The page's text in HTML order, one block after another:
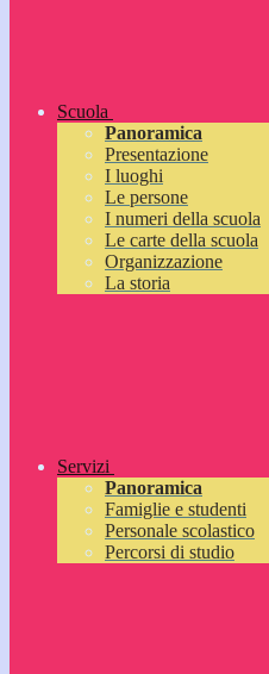
Scuola
Panoramica
Presentazione
I luoghi
Le persone
I numeri della scuola
Le carte della scuola
Organizzazione
La storia
Servizi
Panoramica
Famiglie e studenti
Personale scolastico
Percorsi di studio